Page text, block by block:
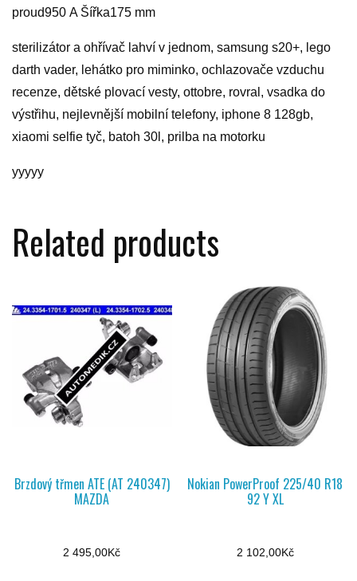
proud950 A Šířka175 mm
sterilizátor a ohřívač lahví v jednom, samsung s20+, lego
darth vader, lehátko pro miminko, ochlazovače vzduchu
recenze, dětské plovací vesty, ottobre, rovral, vsadka do
výstřihu, nejlevnější mobilní telefony, iphone 8 128gb,
xiaomi selfie tyč, batoh 30l, prilba na motorku
yyyyy
Related products
Brzdový třmen ATE (AT 240347)
MAZDA
2 495,00Kč
Nokian PowerProof 225/40 R18
92 Y XL
2 102,00Kč